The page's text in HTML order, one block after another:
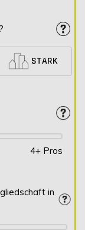
STARK
4+ Pros
in